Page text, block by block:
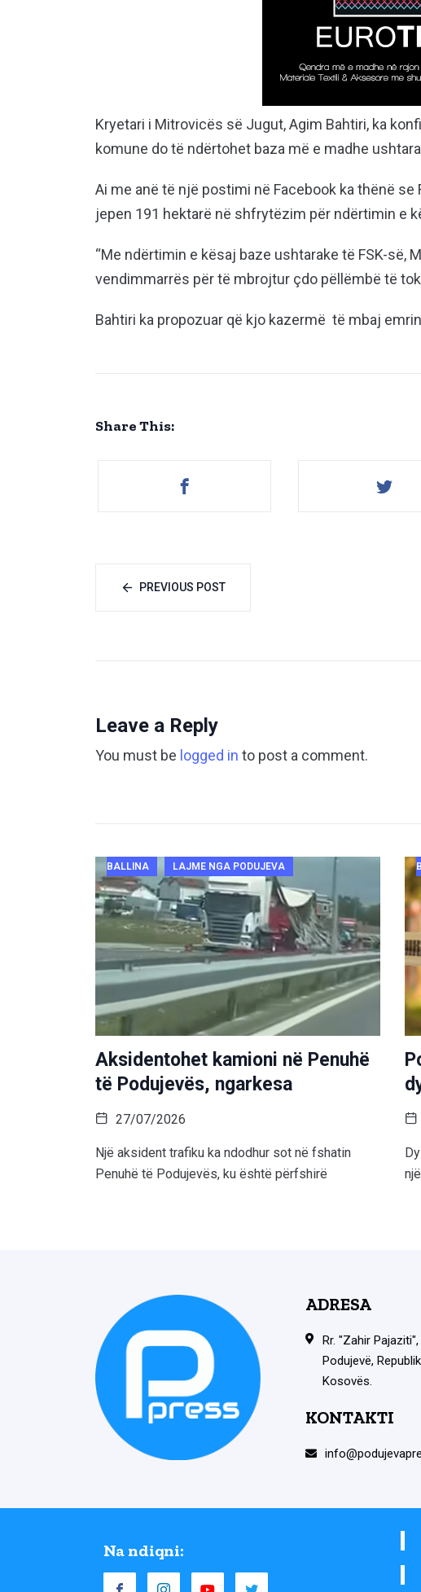
Kryetari i Mitrovicës së Jugut, Agim Bahtiri, ka
komune do të ndërtohet baza më e madhe
Ai me anë të një postimi në Facebook ka thënë se
jepen 191 hektarë në shfrytëzim për ndërtimin e
“Me ndërtimin e kësaj baze ushtarake të FSK-së,
vendimmarrës për të mbrojtur çdo pëllëmbë të
Bahtiri ka propozuar që kjo kazermë të mbaj
Share This:
PREVIOUS POST
Leave a Reply
You must be logged in to post a comment.
BALLINA LAJME NGA PODUJEVA
Aksidentohet kamioni në Penuhë
të Podujevës, ngarkesa
27/07/2026
Një aksident trafiku ka ndodhur sot në fshatin
Penuhë të Podujevës, ku është përfshirë
ADRESA
Rr. "Zahir
Podujevë,
Kosovës.
KONTAKTI
Na ndiqni: